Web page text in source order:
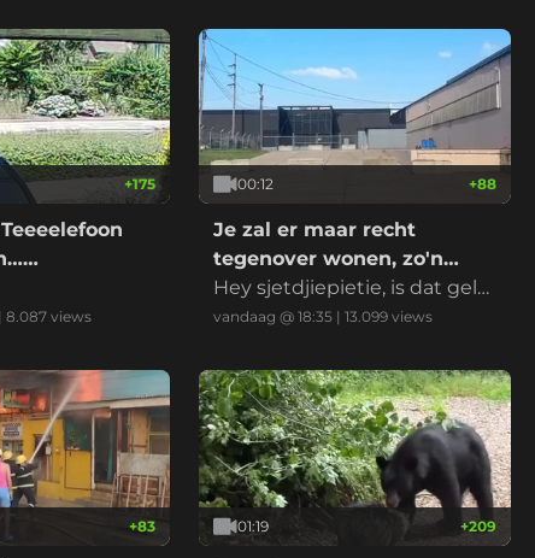
+175
8.087views
00:12 +88
Je zal er maar recht
tegenover wonen, zo'n
datacenter
Hey sjetdjiepietie, is dat gelui
d normaal?
vandaag @ 18:35 |13.099 views
+83 01:19 +209